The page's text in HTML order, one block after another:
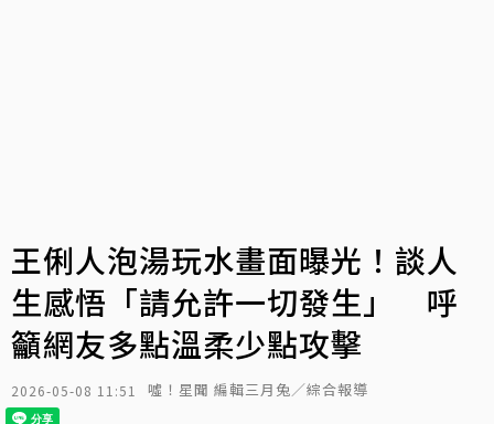
王俐人泡湯玩水畫面曝光！談人
生感悟「請允許一切發生」 呼
籲網友多點溫柔少點攻擊
2026-05-08 11:51 噓！星聞 編輯三月兔／綜合報導